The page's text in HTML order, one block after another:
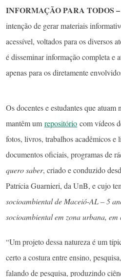
INFORMAÇÃO PARA TODOS –
intenção de gerar materiais
acessível, voltados para os diversos
é disseminar informação completa e
apenas para os diretamente
Os docentes e estudantes que atuam
mantêm um repositório com vídeos
fotos, livros, trabalhos acadêmicos e
documentos oficiais, programas de
quero saber, criado e conduzido
Patrícia Guarnieri, da UnB, e cujo
socioambiental de Maceió-AL – 5
socioambiental em zona urbana,
“Um projeto dessa natureza é um
certo a costura entre ensino,
falando de pesquisa, produzindo